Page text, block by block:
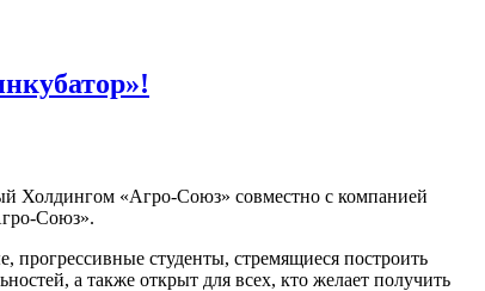
Холдингом «Агро-Союз» совместно с компанией
Союз».
студенты, стремящиеся построить
а также открыт для всех, кто желает получить